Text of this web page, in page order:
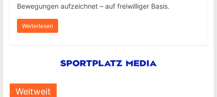
Bewegungen aufzeichnet – auf freiwilliger Basis.
Weiterlesen
Weltweit